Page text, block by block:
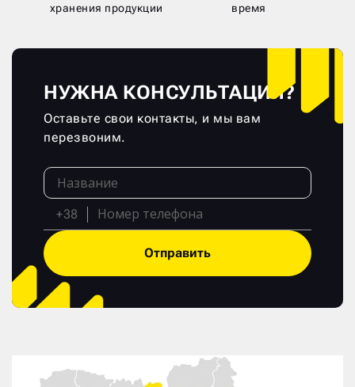
хранения продукции
время
НУЖНА КОНСУЛЬТАЦИЯ?
Оставьте свои контакты, и мы вам
перезвоним.
+38
Отправить